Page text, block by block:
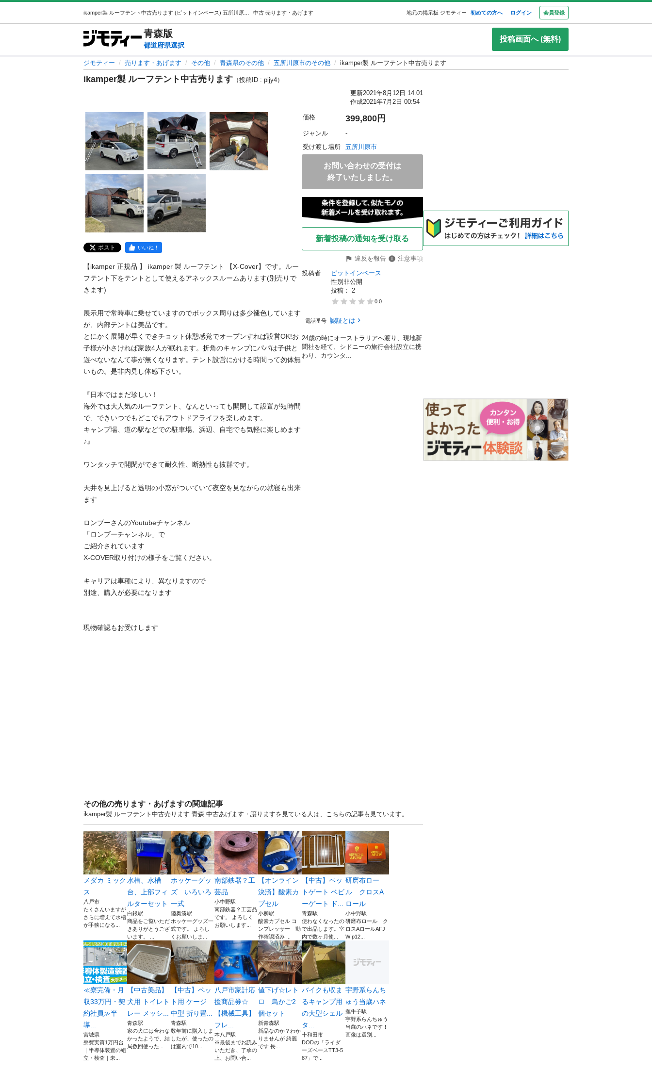
中古 売ります・あげます 地元の掲示板 ジモティー 初めての方へ ログイン 会員登録
青森版
都道府県選択
投稿画面へ (無料)
ジモティー 売ります・あげます その他 青森県のその他 五所川原市のその他 ikamper製 ルーフテント中古売ります
ikamper製 ルーフテント中古売ります （投稿ID : pijy4）
更新2021年8月12日 14:01
作成2021年7月2日 00:54
ポスト いいね！
【ikamper 正規品 】 ikamper 製 ルーフテント 【X-Cover】です。ルー
フテント下をテントとして使えるアネックスルームあります(別売りで
きます)
展示用で常時車に乗せていますのでボックス周りは多少褪色しています
が、内部テントは美品です。
とにかく展開が早くできチョット休憩感覚でオープンすれば設営OK!お
子様が小さければ家族4人が眠れます。折角のキャンプにパパは子供と
遊べないなんて事が無くなります。テント設営にかける時間って勿体無
いもの。是非内見し体感下さい。
『日本ではまだ珍しい！
海外では大人気のルーフテント、なんといっても開閉して設置が短時間
で、できいつでもどこでもアウトドアライフを楽しめます。
キャンプ場、道の駅などでの駐車場、浜辺、自宅でも気軽に楽しめます
♪』
ワンタッチで開閉ができて耐久性、断熱性も抜群です。
天井を見上げると透明の小窓がついていて夜空を見ながらの就寝も出来
ます
ロンブーさんのYoutubeチャンネル
「ロンブーチャンネル」で
ご紹介されています
X-COVER取り付けの様子をご覧ください。
キャリアは車種により、異なりますので
別途、購入が必要になります
現物確認もお受けします
価格 399,800円
ジャンル
-
受け渡し場所
五所川原市
お問い合わせの受付は
終了いたしました。
新着投稿の通知を受け取る
違反を報告
注意事項
投稿者
ピットインベース
性別非公開
投稿： 2
0.0
電話番号 認証とは
24歳の時にオーストラリアへ渡り、現地新
聞社を経て、シドニーの旅行会社設立に携
わり、カウンタ...
その他の売ります・あげますの関連記事
ikamper製 ルーフテント中古売ります 青森 中古あげます・譲りますを見ている人は、こちらの記事も見ています。
メダカ ミック
ス
八戸市
たくさんいますが
さらに増えて水槽
が手狭になる...
水槽、水槽
台、上部フィ
ルターセット
白銀駅
商品をご覧いただ
きありがとうござ
います。 ...
ホッケーグッ
ズ いろいろ
一式
陸奥湊駅
ホッケーグッズ一
式です。 よろし
くお願いしま...
南部鉄器？工
芸品
小中野駅
南部鉄器？工芸品
です。 よろしく
お願いします...
【オンライン
決済】酸素カ
プセル
小柳駅
酸素カプセル コ
ンプレッサー 動
作確認済み ...
【中古】ペッ
トゲート ベビ
ーゲート ド...
青森駅
使わなくなったの
で出品します。室
内で数ヶ月使...
研磨布ロー
ル クロスA
ロール
小中野駅
研磨布ロール ク
ロスAロールAFJ
W p12...
≪寮完備・月
収33万円・契
約社員≫半
導...
宮城県
寮費実質1万円台
｜半導体装置の組
立・検査｜未...
【中古美品】
犬用 トイレト
レー メッシ...
青森駅
家の犬には合わな
かったようで、結
局数回使った...
【中古】ペッ
ト用 ケージ
中型 折り畳...
青森駅
数年前に購入しま
したが、使ったの
は室内で10...
八戸市家計応
援商品券☆
【機械工具】
フレ...
本八戸駅
※最後までお読み
いただき、了承の
上、お問い合...
値下げ☆レト
ロ 鳥かご2
個セット
新青森駅
新品なのか？わか
りませんが 綺麗
です 長...
バイクも収ま
るキャンプ用
の大型シェル
タ...
十和田市
DODの「ライダ
ーズベースTT3-5
87」で...
宇野系らんち
ゅう当歳ハネ
撫牛子駅
宇野系らんちゅう
当歳のハネです！
画像は選別...